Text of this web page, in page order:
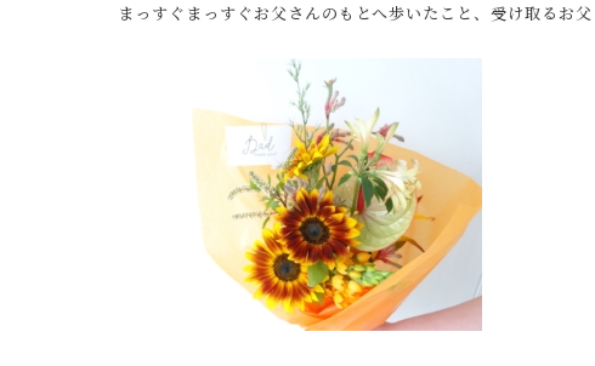
まっすぐまっすぐお父さんのもとへ歩いたこと、 受け取るお父